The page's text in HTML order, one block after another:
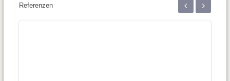
Referenzen ‹ ›